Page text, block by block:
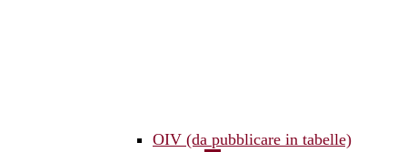
OIV (da pubblicare in tabelle)